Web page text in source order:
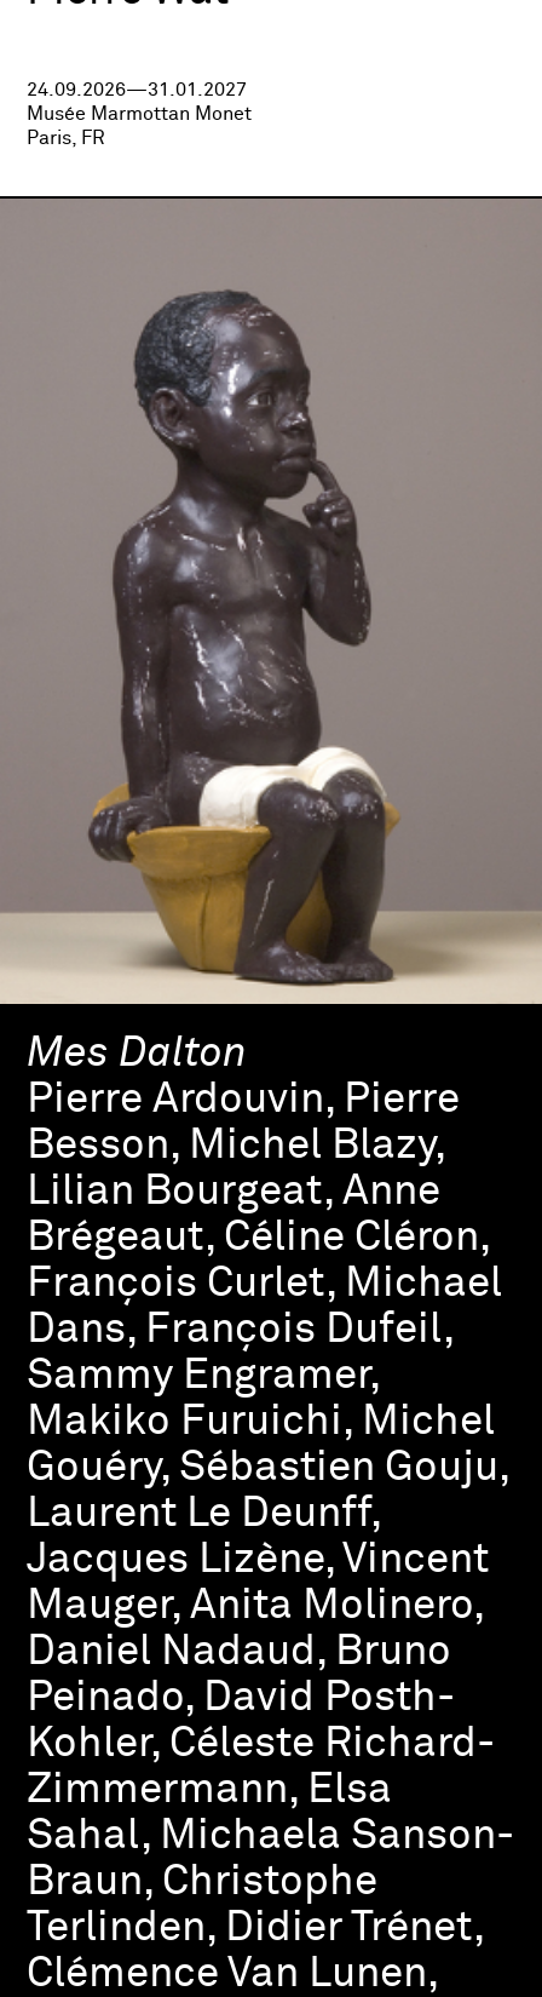
24.09.2026—31.01.2027
Musée Marmottan Monet
Paris, FR
Mes Dalton
Pierre Ardouvin, Pierre
Besson, Michel Blazy,
Lilian Bourgeat, Anne
Brégeaut, Céline Cléron,
François Curlet, Michael
Dans, François Dufeil,
Sammy Engramer,
Makiko Furuichi, Michel
Gouéry, Sébastien Gouju,
Laurent Le Deunff,
Jacques Lizène, Vincent
Mauger, Anita Molinero,
Daniel Nadaud, Bruno
Peinado, David Posth-
Kohler, Céleste Richard-
Zimmermann, Elsa
Sahal, Michaela Sanson-
Braun, Christophe
Terlinden, Didier Trénet,
Clémence Van Lunen,